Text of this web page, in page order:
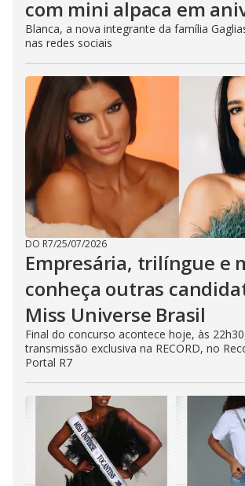
com mini alpaca em
Blanca, a nova integrante da família
nas redes sociais
DO R7/25/07/2026
Empresária, trilíngue e
conheça outras
Miss Universe Brasil
Final do concurso acontece hoje, às
transmissão exclusiva na RECORD, no
Portal R7